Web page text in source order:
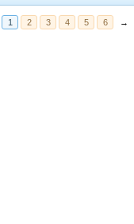
1 2 3 4 5 6 →